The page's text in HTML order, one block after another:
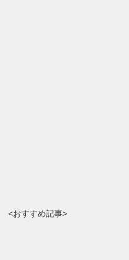
<おすすめ記事>